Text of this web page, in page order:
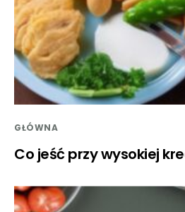
GŁÓWNA
Co jeść przy wysokiej